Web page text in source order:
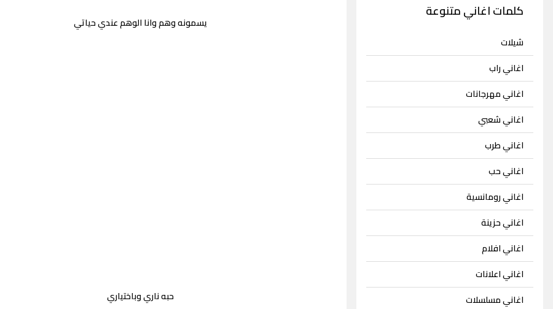
كلمات اغاني متنوعة
شيلات
اغاني راب
اغاني مهرجانات
اغاني شعبي
اغاني طرب
اغاني حب
اغاني رومانسية
اغاني حزينة
اغاني افلام
اغاني اعلانات
اغاني مسلسلات
يسمونه وهم وانا الوهم عندي حياتي
حبه ناري وباختياري